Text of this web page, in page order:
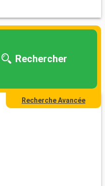
Rechercher
Recherche Avancée